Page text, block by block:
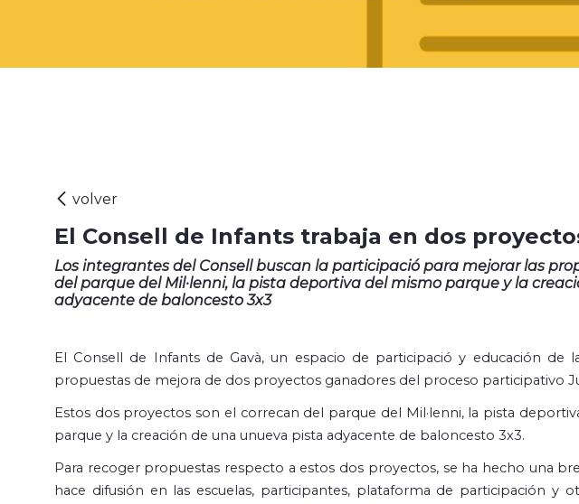
El Consell de Infants trabaja en dos
Los integrantes del Consell buscan la participació para mejorar las
del parque del Mil·lenni, la pista deportiva del mismo parque y la
adyacente de baloncesto 3x3
El Consell de Infants de Gavà, un espacio de participació y educación de
propuestas de mejora de dos proyectos ganadores del proceso participativo
Estos dos proyectos son el correcan del parque del Mil·lenni, la pista
parque y la creación de una unueva pista adyacente de baloncesto 3x3.
Para recoger propuestas respecto a estos dos proyectos, se ha hecho una
hace difusión en las escuelas, participantes, plataforma de participación y